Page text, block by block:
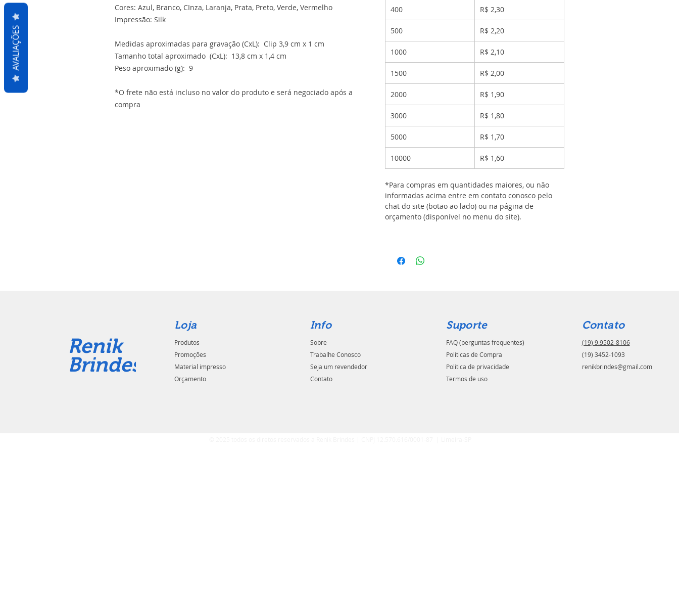
Cores: Azul, Branco, CInza, Laranja, Prata, Preto, Verde, Vermelho
Impressão: Silk
Medidas aproximadas para gravação (CxL): Clip 3,9 cm x 1 cm
Tamanho total aproximado (CxL): 13,8 cm x 1,4 cm
Peso aproximado (g): 9
*O frete não está incluso no valor do produto e será negociado após a
compra
400 R$ 2,30
500 R$ 2,20
1000 R$ 2,10
1500 R$ 2,00
2000 R$ 1,90
3000 R$ 1,80
5000 R$ 1,70
10000 R$ 1,60
*Para compras em quantidades maiores, ou não
informadas acima entre em contato conosco pelo
chat do site (botão ao lado) ou na página de
orçamento (disponível no menu do site).
Renik
Brindes
Loja
Produtos
Promoções
Material impresso
Orçamento
Info
Sobre
Trabalhe Conosco
Seja um revendedor
Contato
Suporte
FAQ (perguntas frequentes)
Politicas de Compra
Politica de privacidade
Termos de uso
Contato
(19) 9.9502-8106
(19) 3452-1093
renikbrindes@gmail.com
AVALIAÇÕES